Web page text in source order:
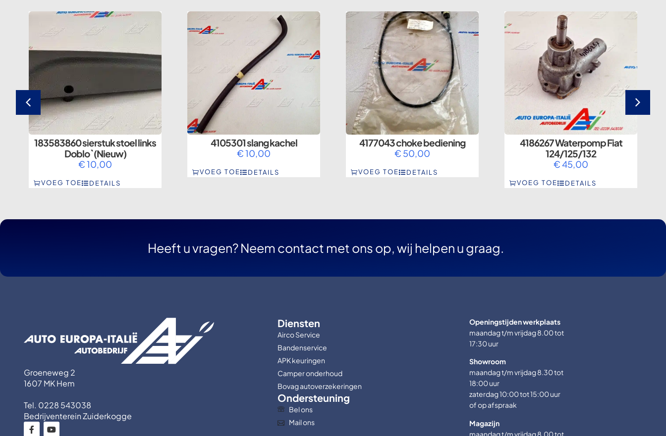
183583860 sierstuk stoel links
Doblo` (Nieuw)
€10,00
VOEG TOE DETAILS
4105301 slang kachel
€10,00
VOEG TOE DETAILS
4177043 choke bediening
€ 50,00
VOEG TOE DETAILS
4186267 Waterpomp Fiat
124/125/132
€45,00
VOEG TOE DETAILS
Heeft u vragen? Neem contact met ons op, wij helpen u graag.
Groeneweg 2
1607 MK Hem
Tel. 0228 543038
Bedrijventerein Zuiderkogge
Diensten
Airco Service
Bandenservice
APK keuringen
Camper onderhoud
Bovag autoverzekeringen
Ondersteuning
Bel ons
Mail ons
Openingstijden werkplaats
maandag t/m vrijdag 8.00 tot
17:30 uur
Showroom
maandag t/m vrijdag 8.30 tot
18:00 uur
zaterdag 10:00 tot 15:00 uur
of op afspraak
Magazijn
maandag t/m vrijdag 8.00 tot